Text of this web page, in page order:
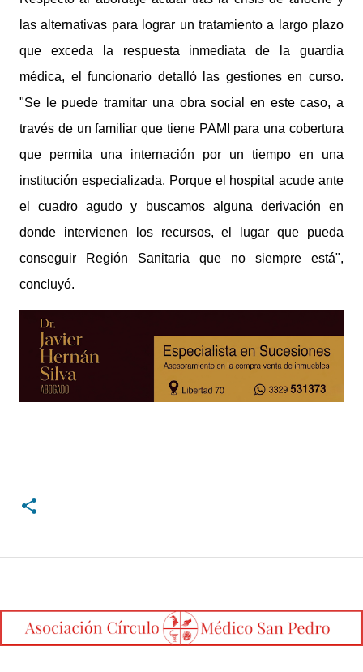
las alternativas para lograr un tratamiento a largo plazo
que exceda la respuesta inmediata de la guardia
médica, el funcionario detalló las gestiones en curso.
"Se le puede tramitar una obra social en este caso, a
través de un familiar que tiene PAMI para una cobertura
que permita una internación por un tiempo en una
institución especializada. Porque el hospital acude ante
el cuadro agudo y buscamos alguna derivación en
donde intervienen los recursos, el lugar que pueda
conseguir Región Sanitaria que no siempre está",
concluyó.